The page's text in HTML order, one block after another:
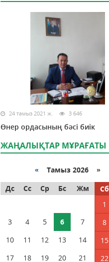
24 тамыз 2021 ж. 3 646
Өнер ордасының бәсі биік
ЖАҢАЛЫҚТАР МҰРАҒАТЫ
« Тамыз 2026 »
Дс
Сс Ср Бс Жм Сб
1
3
4 5 6 7 8
10
11 12 13 14 15
17
18 19 20 21 22